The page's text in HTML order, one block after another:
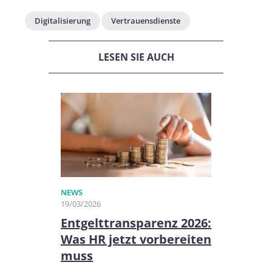
Digitalisierung Vertrauensdienste
LESEN SIE AUCH
NEWS
19/03/2026
Entgelttransparenz 2026:
Was HR jetzt vorbereiten
muss